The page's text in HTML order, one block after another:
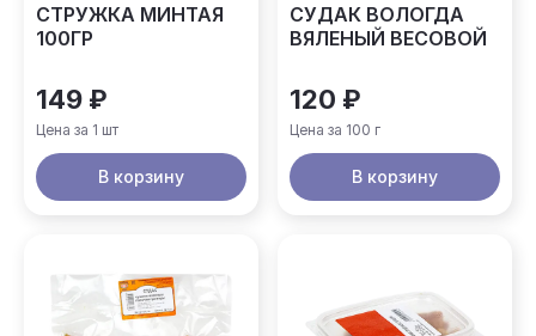
СТРУЖКА МИНТАЯ
100ГР
149 ₽
Цена за 1 шт
В корзину
СУДАК ВОЛОГДА
ВЯЛЕНЫЙ ВЕСОВОЙ
120 ₽
Цена за 100 г
В корзину